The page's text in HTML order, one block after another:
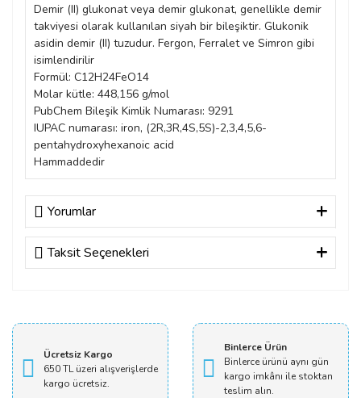
Demir (II) glukonat veya demir glukonat, genellikle demir
takviyesi olarak kullanılan siyah bir bileşiktir. Glukonik
asidin demir (II) tuzudur. Fergon, Ferralet ve Simron gibi
isimlendirilir
Formül: C12H24FeO14
Molar kütle: 448,156 g/mol
PubChem Bileşik Kimlik Numarası: 9291
IUPAC numarası: iron, (2R,3R,4S,5S)-2,3,4,5,6-
pentahydroxyhexanoic acid
Hammaddedir
Yorumlar
Bu ürüne ilk yorumu siz yapın!
Taksit Seçenekleri
Ücretsiz Kargo
650 TL üzeri alışverişlerde
kargo ücretsiz.
Binlerce Ürün
Binlerce ürünü aynı gün
kargo imkânı ile stoktan
teslim alın.